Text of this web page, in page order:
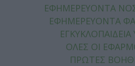
ΕΦΗΜΕΡΕΥΟΝΤΑ
ΕΦΗΜΕΡΕΥΟΝΤΑ
ΕΓΚΥΚΛΟΠΑΙΔΕΙΑ
ΟΛΕΣ ΟΙ
ΠΡΩΤΕΣ